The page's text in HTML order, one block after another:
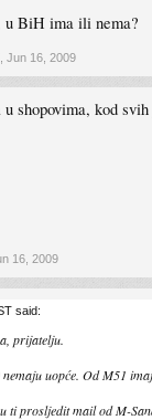
u BiH ima ili nema?
Jun 16, 2009
u shopovima, kod
16, 2009
said:
prijatelju.
uopće. Od M51
ti prosljedit mail od M-